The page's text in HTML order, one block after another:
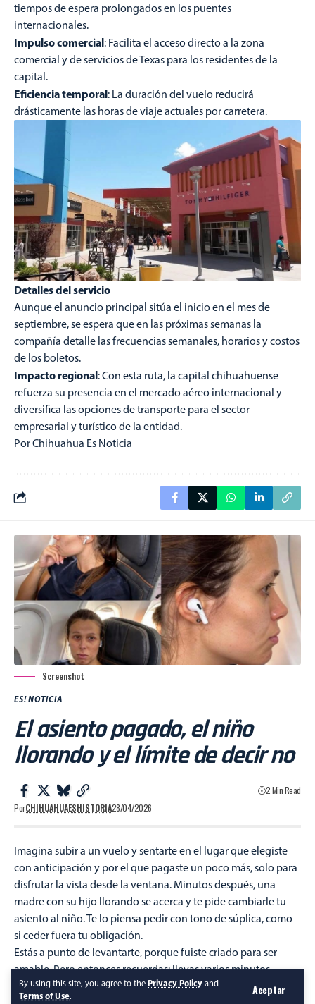
By using this site, you agree to the Privacy Policy and
Terms of Use. Aceptar
tiempos de espera prolongados en los puentes
internacionales.
Impulso comercial: Facilita el acceso directo a la zona
comercial y de servicios de Texas para los residentes de la
capital.
Eficiencia temporal: La duración del vuelo reducirá
drásticamente las horas de viaje actuales por carretera.
Detalles del servicio
Aunque el anuncio principal sitúa el inicio en el mes de
septiembre, se espera que en las próximas semanas la
compañía detalle las frecuencias semanales, horarios y costos
de los boletos.
Impacto regional: Con esta ruta, la capital chihuahuense
refuerza su presencia en el mercado aéreo internacional y
diversifica las opciones de transporte para el sector
empresarial y turístico de la entidad.
Por Chihuahua Es Noticia
Screenshot
ES! NOTICIA
El asiento pagado, el niño
llorando y el límite de decir no
PorCHIHUAHUAESHISTORIA28/04/2026
2 Min Read
Imagina subir a un vuelo y sentarte en el lugar que elegiste
con anticipación y por el que pagaste un poco más, solo para
disfrutar la vista desde la ventana. Minutos después, una
madre con su hijo llorando se acerca y te pide cambiarle tu
asiento al niño. Te lo piensa pedir con tono de súplica, como
si ceder fuera tu obligación.
Estás a punto de levantarte, porque fuiste criado para ser
amable. Pero entonces recuerdas: llevas varios minutos
soportando el llanto constante del niño. Te detienes y